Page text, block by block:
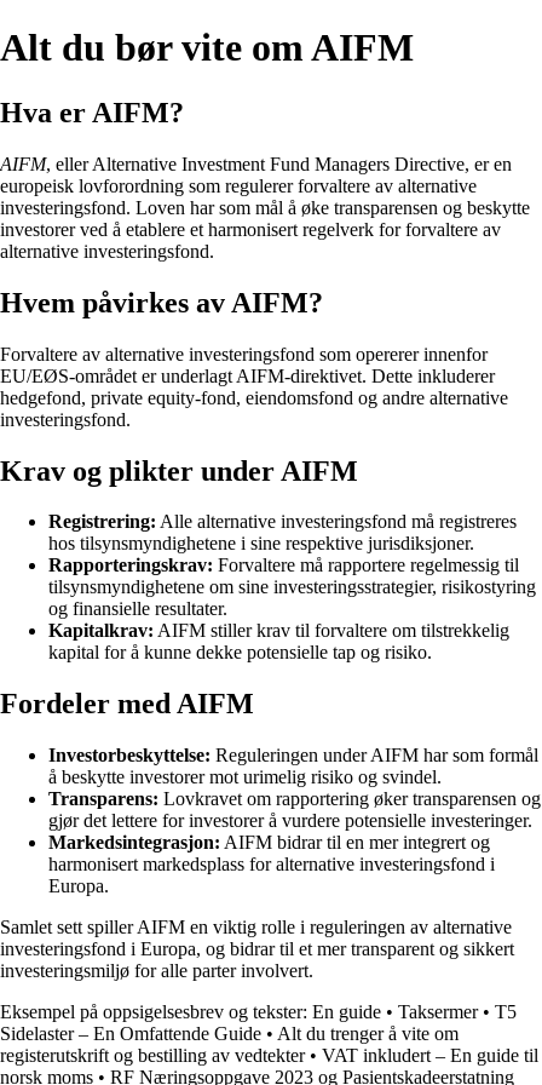
Alt du bør vite om AIFM
Hva er AIFM?
AIFM, eller Alternative Investment Fund Managers Directive, er en
europeisk lovforordning som regulerer forvaltere av alternative
investeringsfond. Loven har som mål å øke transparensen og beskytte
investorer ved å etablere et harmonisert regelverk for forvaltere av
alternative investeringsfond.
Hvem påvirkes av AIFM?
Forvaltere av alternative investeringsfond som opererer innenfor
EU/EØS-området er underlagt AIFM-direktivet. Dette inkluderer
hedgefond, private equity-fond, eiendomsfond og andre alternative
investeringsfond.
Krav og plikter under AIFM
Registrering: Alle alternative investeringsfond må registreres
hos tilsynsmyndighetene i sine respektive jurisdiksjoner.
Rapporteringskrav: Forvaltere må rapportere regelmessig til
tilsynsmyndighetene om sine investeringsstrategier, risikostyring
og finansielle resultater.
Kapitalkrav: AIFM stiller krav til forvaltere om tilstrekkelig
kapital for å kunne dekke potensielle tap og risiko.
Fordeler med AIFM
Investorbeskyttelse: Reguleringen under AIFM har som formål
å beskytte investorer mot urimelig risiko og svindel.
Transparens: Lovkravet om rapportering øker transparensen og
gjør det lettere for investorer å vurdere potensielle investeringer.
Markedsintegrasjon: AIFM bidrar til en mer integrert og
harmonisert markedsplass for alternative investeringsfond i
Europa.
Samlet sett spiller AIFM en viktig rolle i reguleringen av alternative
investeringsfond i Europa, og bidrar til et mer transparent og sikkert
investeringsmiljø for alle parter involvert.
Eksempel på oppsigelsesbrev og tekster: En guide • Taksermer• T5
Sidelaster – En Omfattende Guide • Alt du trenger å vite om
registerutskrift og bestilling av vedtekter• VAT inkludert – En guide til
norsk moms • RF Næringsoppgave 2023 og Pasientskadeerstatning